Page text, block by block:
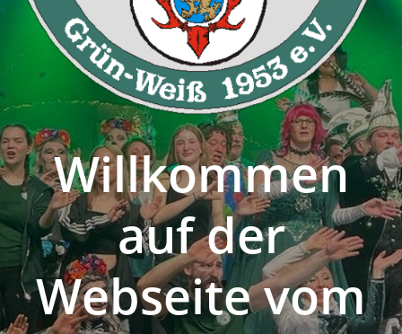
Willkommen
auf der
Webseite vom